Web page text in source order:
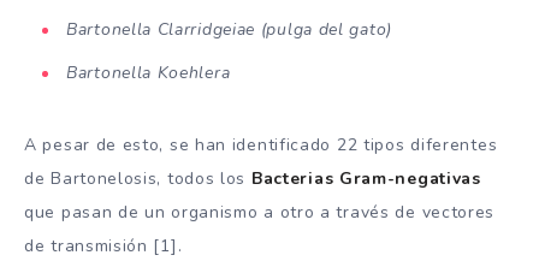
Bartonella Clarridgeiae (pulga del gato)
Bartonella Koehlera
A pesar de esto, se han identificado 22 tipos diferentes
de Bartonelosis, todos los Bacterias Gram-negativas
que pasan de un organismo a otro a través de vectores
de transmisión [1].